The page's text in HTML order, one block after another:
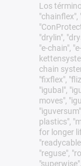
Los
"chainflex",
"drylin",
"e-chain",
chain
"fixflex",
"igubal",
moves",
plastics",
for longer
"reguse",